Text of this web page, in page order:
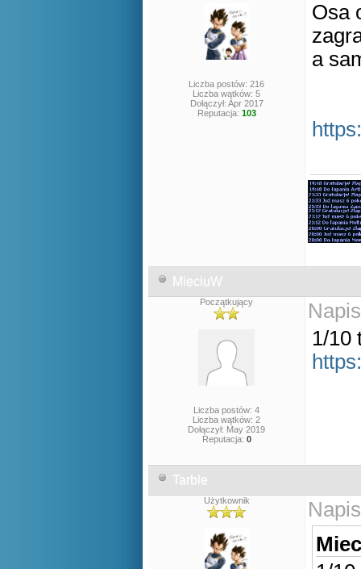
Liczba postów: 216
Liczba wątków: 5
Dołączył: Apr 2017
Reputacja: 103
Osa
a
MieciuW
Początkujący
Liczba postów: 4
Liczba wątków: 2
Dołączył: May 2019
Reputacja: 0
1/10
Tarble
Użytkownik